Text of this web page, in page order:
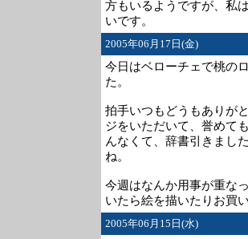
方もいるようですが、私
いです。
2005年06月17日(金)
今日はベローチェで桃の
た。
拍手いつもどうもありが
ジをいただいて、誉めて
んなくて、辞書引きまし
ね。
今週はなんか用事が重な
いたら絵を描いたりお買
2005年06月15日(水)